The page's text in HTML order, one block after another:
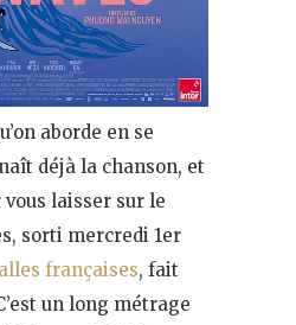
aborde en se
déjà la chanson, et
laisser sur le
sorti mercredi 1er
françaises, fait
un long métrage